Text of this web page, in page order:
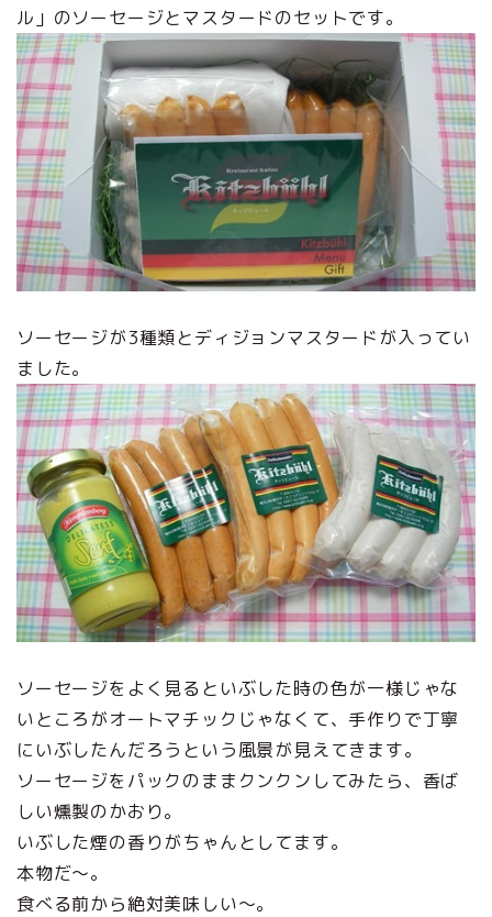
ル」のソーセージとマスタードのセットです。
ソーセージが3種類とディジョンマスタードが入ってい
ました。
ソーセージをよく見るといぶした時の色が一様じゃな
いところがオートマチックじゃなくて、手作りで丁寧
にいぶしたんだろうという風景が見えてきます。
ソーセージをパックのままクンクンしてみたら、香ば
しい燻製のかおり。
いぶした煙の香りがちゃんとしてます。
本物だ～。
食べる前から絶対美味しい～。